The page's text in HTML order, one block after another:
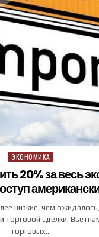
Posted in
ЭКОНОМИКА
20% за весь
низкие, чем
сделки.
торговых…